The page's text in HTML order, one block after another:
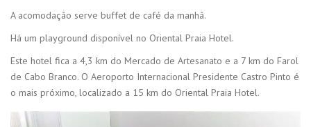
A acomodação serve buffet de café da manhã.
Há um playground disponível no Oriental Praia Hotel.
Este hotel fica a 4,3 km do Mercado de Artesanato e a 7 km do Farol
de Cabo Branco. O Aeroporto Internacional Presidente Castro Pinto é
o mais próximo, localizado a 15 km do Oriental Praia Hotel.